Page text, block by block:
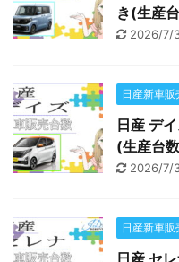
き(生産
2026/7/
日産新車
日産 デ
(生産台
2026/7/
日産新車
日産 セ